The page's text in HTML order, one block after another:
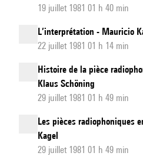
19 juillet 1981 01 h 40 min
L’interprétation - Mauricio
22 juillet 1981 01 h 14 min
Histoire de la pièce
Klaus Schöning
29 juillet 1981 01 h 49 min
Les pièces radiophoniques
Kagel
29 juillet 1981 01 h 49 min